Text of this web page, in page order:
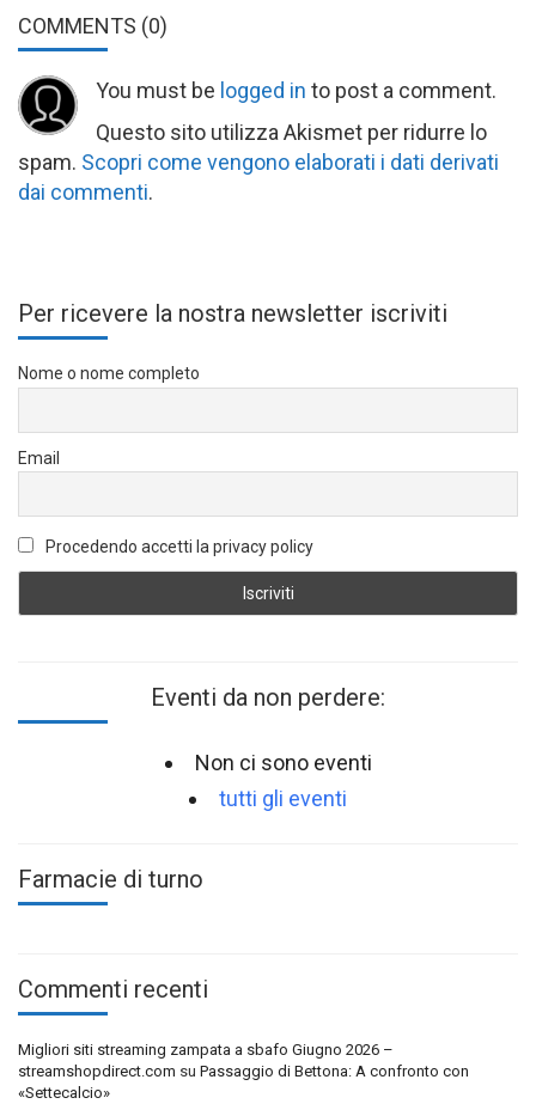
COMMENTS (0)
You must be logged in to post a comment.
Questo sito utilizza Akismet per ridurre lo
spam. Scopri come vengono elaborati i dati derivati
dai commenti.
Per ricevere la nostra newsletter iscriviti
Nome o nome completo
Email
Procedendo accetti la privacy policy
Eventi da non perdere:
Non ci sono eventi
tutti gli eventi
Farmacie di turno
Commenti recenti
Migliori siti streaming zampata a sbafo Giugno 2026 –
streamshopdirect.com su Passaggio di Bettona: A confronto con
«Settecalcio»